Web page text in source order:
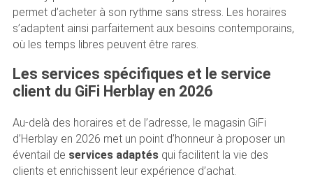
permet d’acheter à son rythme sans stress. Les horaires
s’adaptent ainsi parfaitement aux besoins contemporains,
où les temps libres peuvent être rares.
Les services spécifiques et le service
client du GiFi Herblay en 2026
Au-delà des horaires et de l’adresse, le magasin GiFi
d’Herblay en 2026 met un point d’honneur à proposer un
éventail de services adaptésqui facilitent la vie des
clients et enrichissent leur expérience d’achat.